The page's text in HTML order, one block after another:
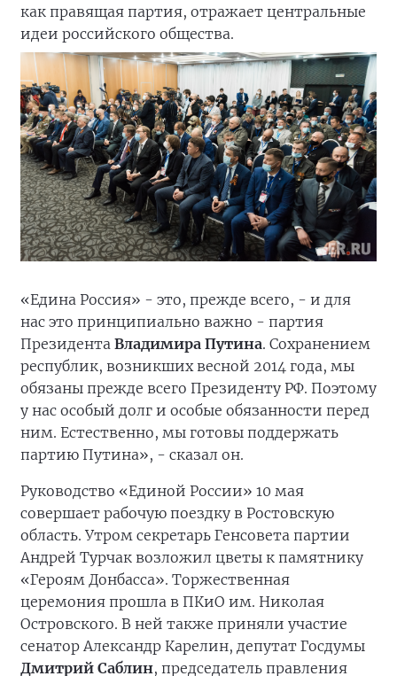
как правящая партия, отражает центральные
идеи российского общества.
«Едина Россия» - это, прежде всего, - и для
нас это принципиально важно - партия
Президента Владимира Путина. Сохранением
республик, возникших весной 2014 года, мы
обязаны прежде всего Президенту РФ. Поэтому
у нас особый долг и особые обязанности перед
ним. Естественно, мы готовы поддержать
партию Путина», - сказал он.
Руководство «Единой России» 10 мая
совершает рабочую поездку в Ростовскую
область. Утром секретарь Генсовета партии
Андрей Турчак возложил цветы к памятнику
«Героям Донбасса». Торжественная
церемония прошла в ПКиО им. Николая
Островского. В ней также приняли участие
сенатор Александр Карелин, депутат Госдумы
Дмитрий Саблин, председатель правления